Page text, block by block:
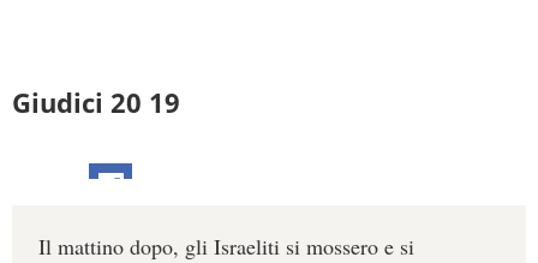
Giudici 20 19
Il mattino dopo, gli Israeliti si mossero e si